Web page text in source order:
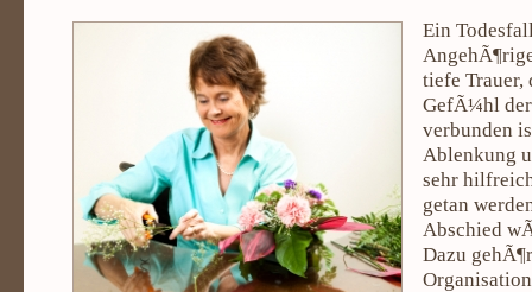
Ein
tiefe Trauer,
GefÃ¼hl
verbunden
Ablenkung
sehr
getan
Abschied
Dazu